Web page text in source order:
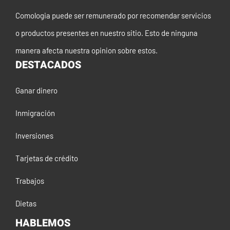
Comologia puede ser remunerado por recomendar servicios
o productos presentes en nuestro sitio. Esto de ninguna
manera afecta nuestra opinion sobre estos.
DESTACADOS
Ganar dinero
Inmigración
Inversiones
Tarjetas de crédito
Trabajos
Dietas
HABLEMOS